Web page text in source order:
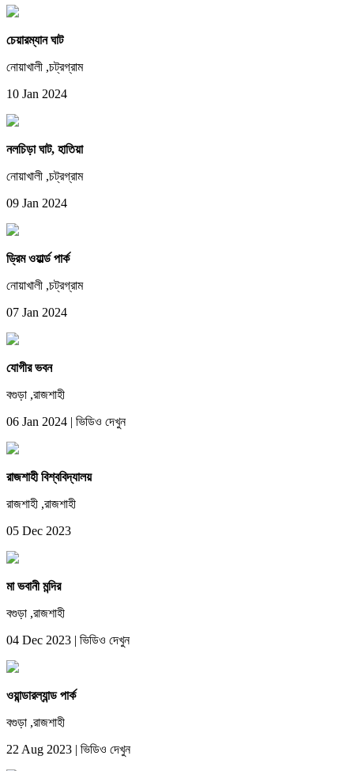
চেয়ারম্যান ঘাট
নোয়াখালী ,চট্রগ্রাম
10 Jan 2024
নলচিড়া ঘাট, হাতিয়া
নোয়াখালী ,চট্রগ্রাম
09 Jan 2024
ড্রিম ওয়ার্ল্ড পার্ক
নোয়াখালী ,চট্রগ্রাম
07 Jan 2024
যোগীর ভবন
বগুড়া ,রাজশাহী
06 Jan 2024 | ভিডিও দেখুন
রাজশাহী বিশ্ববিদ্যালয়
রাজশাহী ,রাজশাহী
05 Dec 2023
মা ভবানী মন্দির
বগুড়া ,রাজশাহী
04 Dec 2023 | ভিডিও দেখুন
ওয়ান্ডারল্যান্ড পার্ক
বগুড়া ,রাজশাহী
22 Aug 2023 | ভিডিও দেখুন